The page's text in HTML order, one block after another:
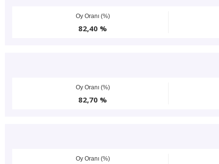
Oy Oranı (%)
82,40 %
Oy Oranı (%)
82,70 %
Oy Oranı (%)